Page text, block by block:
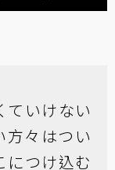
ていけない
方々はつい
につけ込む